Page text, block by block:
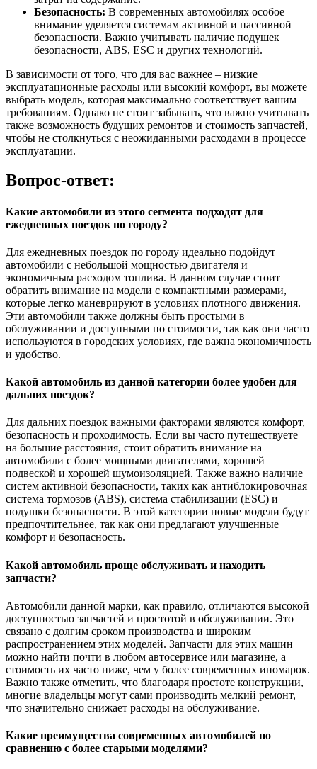
Безопасность: В современных автомобилях особое
внимание уделяется системам активной и пассивной
безопасности. Важно учитывать наличие подушек
безопасности, ABS, ESC и других технологий.
В зависимости от того, что для вас важнее – низкие
эксплуатационные расходы или высокий комфорт, вы можете
выбрать модель, которая максимально соответствует вашим
требованиям. Однако не стоит забывать, что важно учитывать
также возможность будущих ремонтов и стоимость запчастей,
чтобы не столкнуться с неожиданными расходами в процессе
эксплуатации.
Вопрос-ответ:
Какие автомобили из этого сегмента подходят для
ежедневных поездок по городу?
Для ежедневных поездок по городу идеально подойдут
автомобили с небольшой мощностью двигателя и
экономичным расходом топлива. В данном случае стоит
обратить внимание на модели с компактными размерами,
которые легко маневрируют в условиях плотного движения.
Эти автомобили также должны быть простыми в
обслуживании и доступными по стоимости, так как они часто
используются в городских условиях, где важна экономичность
и удобство.
Какой автомобиль из данной категории более удобен для
дальних поездок?
Для дальних поездок важными факторами являются комфорт,
безопасность и проходимость. Если вы часто путешествуете
на большие расстояния, стоит обратить внимание на
автомобили с более мощными двигателями, хорошей
подвеской и хорошей шумоизоляцией. Также важно наличие
систем активной безопасности, таких как антиблокировочная
система тормозов (ABS), система стабилизации (ESC) и
подушки безопасности. В этой категории новые модели будут
предпочтительнее, так как они предлагают улучшенные
комфорт и безопасность.
Какой автомобиль проще обслуживать и находить
запчасти?
Автомобили данной марки, как правило, отличаются высокой
доступностью запчастей и простотой в обслуживании. Это
связано с долгим сроком производства и широким
распространением этих моделей. Запчасти для этих машин
можно найти почти в любом автосервисе или магазине, а
стоимость их часто ниже, чем у более современных иномарок.
Важно также отметить, что благодаря простоте конструкции,
многие владельцы могут сами производить мелкий ремонт,
что значительно снижает расходы на обслуживание.
Какие преимущества современных автомобилей по
сравнению с более старыми моделями?